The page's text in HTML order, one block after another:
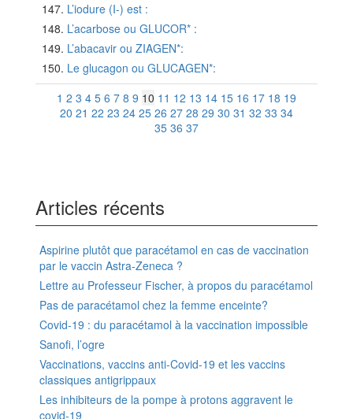
L’iodure (I-) est :
L’acarbose ou GLUCOR* :
L’abacavir ou ZIAGEN*:
Le glucagon ou GLUCAGEN*:
1 2 3 4 5 6 7 8 9 10 11 12 13 14 15 16 17 18 19
20 21 22 23 24 25 26 27 28 29 30 31 32 33 34
35 36 37
Articles récents
Aspirine plutôt que paracétamol en cas de vaccination
par le vaccin Astra-Zeneca ?
Lettre au Professeur Fischer, à propos du paracétamol
Pas de paracétamol chez la femme enceinte?
Covid-19 : du paracétamol à la vaccination impossible
Sanofi, l’ogre
Vaccinations, vaccins anti-Covid-19 et les vaccins
classiques antigrippaux
Les inhibiteurs de la pompe à protons aggravent le
covid-19